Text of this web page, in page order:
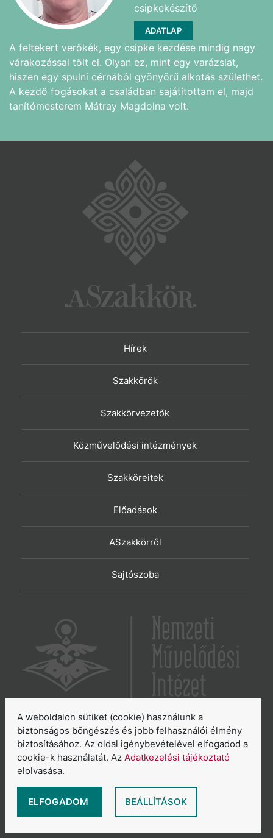
csipkekészítő
ADATLAP
A feltekert verőkék, egy csipke kezdése mindig nagy
várakozással tölt el. Olyan ez, mint egy varázslat,
hiszen egy spulni cérnából gyönyörű alkotás születhet.
A kezdő fogásokat a családban sajátítottam el, majd
tanítómesterem Mátray Magdolna volt.
Hírek
Szakkörök
Szakkörvezetők
Közművelődési intézmények
Szakköreitek
Előadások
ASzakkörről
Sajtószoba
6065 Lakitelek, Szentkirályi út 2.
E-mail:aszakkor@nmi.hu
E-mail: titkarsag@nmi.hu
Adatkezelési tájékoztató
Általános Szerződési Feltételek
A weboldalon sütiket (cookie) használunk a
biztonságos böngészés és jobb felhasználói élmény
biztosításához. Az oldal igénybevételével elfogadod a
cookie-k használatát. Az Adatkezelési tájékoztató
elolvasása.
ELFOGADOM BEÁLLÍTÁSOK